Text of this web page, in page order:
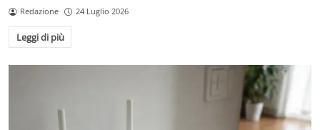
Redazione 24 Luglio 2026
Leggi di più